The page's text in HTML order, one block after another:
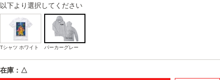
以下より選択してください
Tシャツ ホワイト パーカーグレー
在庫：△